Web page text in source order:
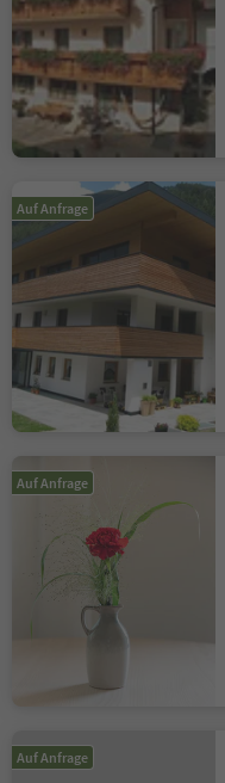
Auf Anfrage
Auf Anfrage
Auf Anfrage